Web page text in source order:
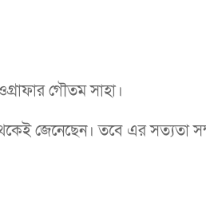
গৌতম সাহা।
জেনেছেন। তবে এর সত্যতা